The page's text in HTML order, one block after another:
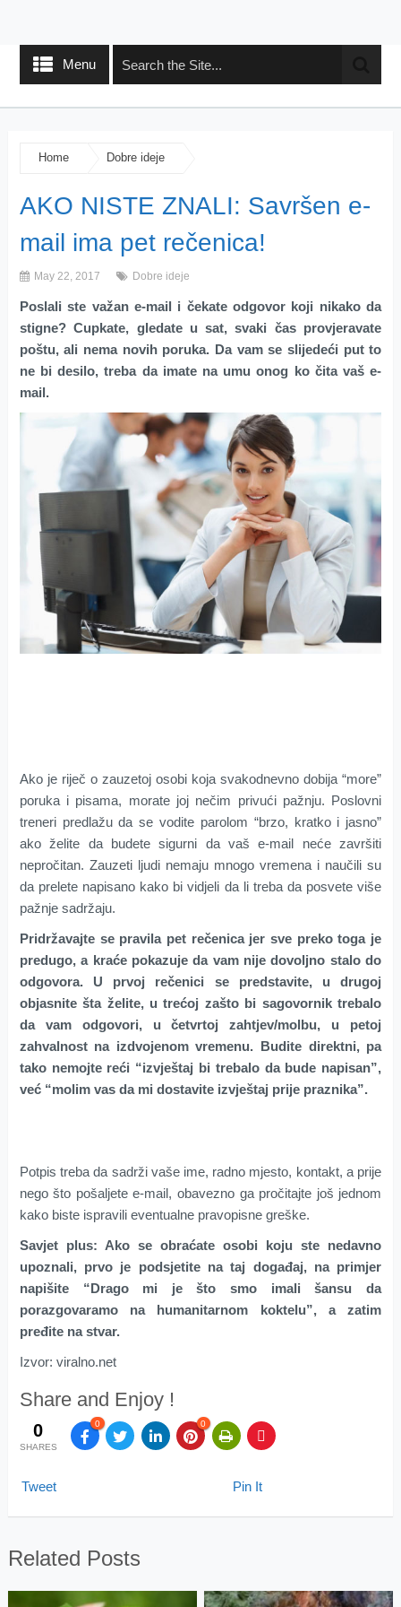
Menu
Home Dobre ideje
AKO NISTE ZNALI: Savršen e-
mail ima pet rečenica!
May 22, 2017 Dobre ideje
Poslali ste važan e-mail i čekate odgovor koji nikako da
stigne? Cupkate, gledate u sat, svaki čas provjeravate
poštu, ali nema novih poruka. Da vam se slijedeći put to
ne bi desilo, treba da imate na umu onog ko čita vaš e-
mail.
Ako je riječ o zauzetoj osobi koja svakodnevno dobija “more”
poruka i pisama, morate joj nečim privući pažnju. Poslovni
treneri predlažu da se vodite parolom “brzo, kratko i jasno”
ako želite da budete sigurni da vaš e-mail neće završiti
nepročitan. Zauzeti ljudi nemaju mnogo vremena i naučili su
da prelete napisano kako bi vidjeli da li treba da posvete više
pažnje sadržaju.
Pridržavajte se pravila pet rečenica jer sve preko toga je
predugo, a kraće pokazuje da vam nije dovoljno stalo do
odgovora. U prvoj rečenici se predstavite, u drugoj
objasnite šta želite, u trećoj zašto bi sagovornik trebalo
da vam odgovori, u četvrtoj zahtjev/molbu, u petoj
zahvalnost na izdvojenom vremenu. Budite direktni, pa
tako nemojte reći “izvještaj bi trebalo da bude napisan”,
već “molim vas da mi dostavite izvještaj prije praznika”.
Potpis treba da sadrži vaše ime, radno mjesto, kontakt, a prije
nego što pošaljete e-mail, obavezno ga pročitajte još jednom
kako biste ispravili eventualne pravopisne greške.
Savjet plus: Ako se obraćate osobi koju ste nedavno
upoznali, prvo je podsjetite na taj događaj, na primjer
napišite “Drago mi je što smo imali šansu da
porazgovaramo na humanitarnom koktelu”, a zatim
pređite na stvar.
Izvor: viralno.net
Share and Enjoy !
0
SHARES
0 0
Tweet Pin It
Related Posts